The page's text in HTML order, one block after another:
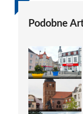
Podobne